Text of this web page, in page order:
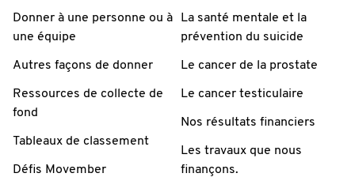
Donner à une personne ou à
une équipe
Autres façons de donner
Ressources de collecte de
fond
Tableaux de classement
Défis Movember
La santé mentale et la
prévention du suicide
Le cancer de la prostate
Le cancer testiculaire
Nos résultats financiers
Les travaux que nous
finançons.